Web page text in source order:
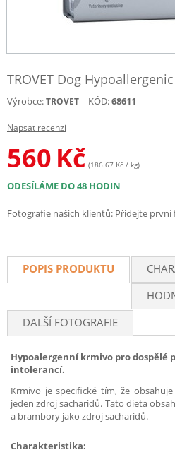
TROVET Dog
Výrobce:TROVET KÓD:68611
Napsat recenzi
560 Kč (186.67 Kč / kg)
ODESÍLÁME DO 48 HODIN
Fotografie našich klientů: Přidejte
POPIS PRODUKTU
DALŠÍ FOTOGRAFIE
Hypoalergenní krmivo pro dospělé
intolerancí.
Krmivo je specifické tím, že
jeden zdroj sacharidů. Tato dieta
a brambory jako zdroj sacharidů.
Charakteristika: